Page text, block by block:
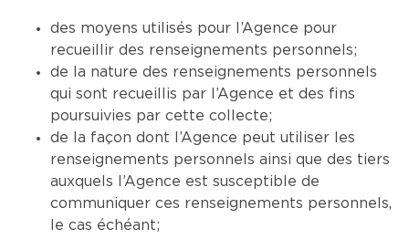
des moyens utilisés pour l’Agence pour
recueillir des renseignements personnels;
de la nature des renseignements personnels
qui sont recueillis par l’Agence et des fins
poursuivies par cette collecte;
de la façon dont l’Agence peut utiliser les
renseignements personnels ainsi que des tiers
auxquels l’Agence est susceptible de
communiquer ces renseignements personnels,
le cas échéant;